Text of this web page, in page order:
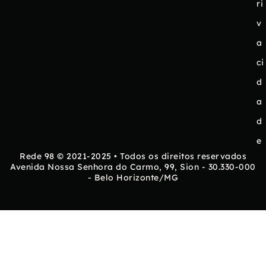
ri
v
a
ci
d
a
d
e
Rede 98 © 2021-2025 • Todos os direitos reservados
Avenida Nossa Senhora do Carmo, 99, Sion - 30.330-000
- Belo Horizonte/MG